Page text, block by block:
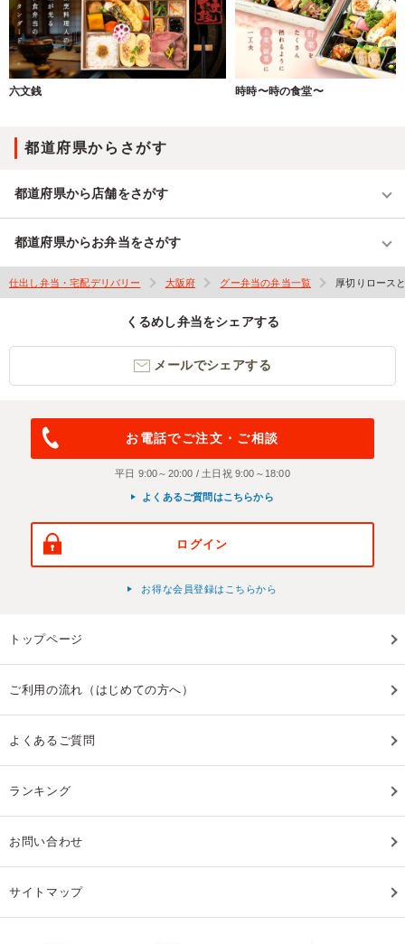
六文銭 時時〜時の食堂〜
都道府県からさがす
都道府県から店舗をさがす
都道府県からお弁当をさがす
仕出し弁当・宅配デリバリー 大阪府 グー弁当の弁当一覧 厚切りロース
くるめし弁当をシェアする
メールでシェアする
お電話でご注文・ご相談
平日 9:00～20:00 / 土日祝 9:00～18:00
よくあるご質問はこちらから
ログイン
お得な会員登録はこちらから
トップページ
ご利用の流れ（はじめての方へ）
よくあるご質問
ランキング
お問い合わせ
サイトマップ